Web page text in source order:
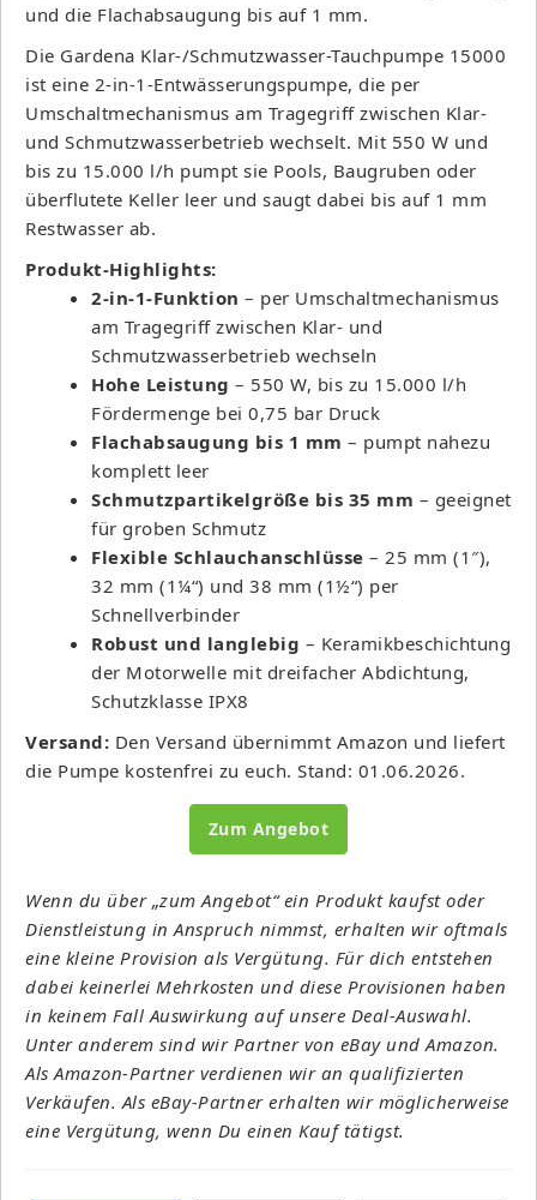
und die Flachabsaugung bis auf 1 mm.
Die Gardena Klar-/Schmutzwasser-Tauchpumpe 15000
ist eine 2-in-1-Entwässerungspumpe, die per
Umschaltmechanismus am Tragegriff zwischen Klar-
und Schmutzwasserbetrieb wechselt. Mit 550 W und
bis zu 15.000 l/h pumpt sie Pools, Baugruben oder
überflutete Keller leer und saugt dabei bis auf 1 mm
Restwasser ab.
Produkt-Highlights:
2-in-1-Funktion – per Umschaltmechanismus
am Tragegriff zwischen Klar- und
Schmutzwasserbetrieb wechseln
Hohe Leistung – 550 W, bis zu 15.000 l/h
Fördermenge bei 0,75 bar Druck
Flachabsaugung bis 1 mm – pumpt nahezu
komplett leer
Schmutzpartikelgröße bis 35 mm – geeignet
für groben Schmutz
Flexible Schlauchanschlüsse – 25 mm (1″),
32 mm (1¼“) und 38 mm (1½“) per
Schnellverbinder
Robust und langlebig – Keramikbeschichtung
der Motorwelle mit dreifacher Abdichtung,
Schutzklasse IPX8
Versand: Den Versand übernimmt Amazon und liefert
die Pumpe kostenfrei zu euch. Stand: 01.06.2026.
Zum Angebot
Wenn du über „zum Angebot“ ein Produkt kaufst oder
Dienstleistung in Anspruch nimmst, erhalten wir oftmals
eine kleine Provision als Vergütung. Für dich entstehen
dabei keinerlei Mehrkosten und diese Provisionen haben
in keinem Fall Auswirkung auf unsere Deal-Auswahl.
Unter anderem sind wir Partner von eBay und Amazon.
Als Amazon-Partner verdienen wir an qualifizierten
Verkäufen. Als eBay-Partner erhalten wir möglicherweise
eine Vergütung, wenn Du einen Kauf tätigst.